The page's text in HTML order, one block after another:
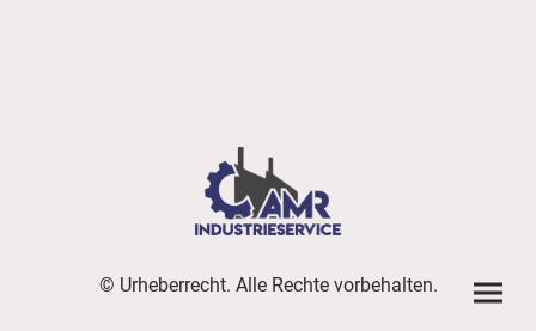
© Urheberrecht. Alle Rechte vorbehalten.